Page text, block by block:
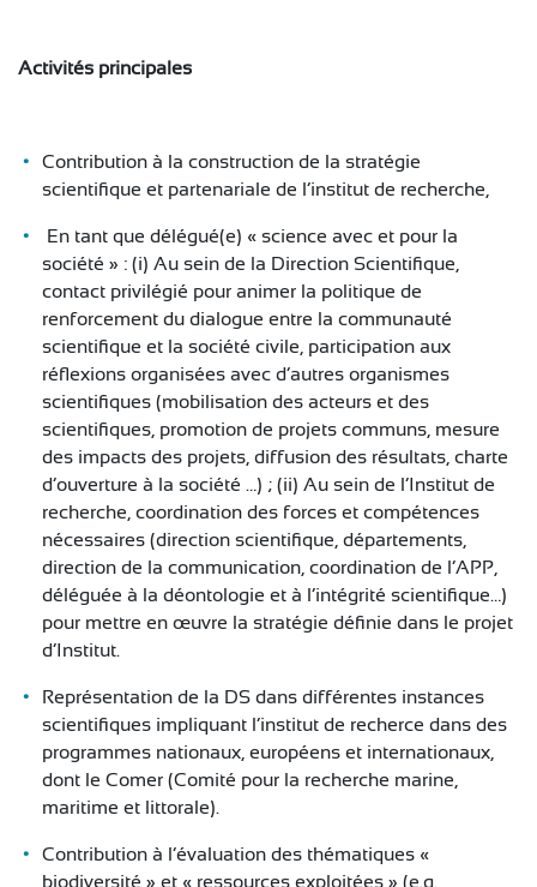
Activités principales
Contribution à la construction de la stratégie
scientifique et partenariale de l’institut de recherche,
En tant que délégué(e) « science avec et pour la
société » : (i) Au sein de la Direction Scientifique,
contact privilégié pour animer la politique de
renforcement du dialogue entre la communauté
scientifique et la société civile, participation aux
réflexions organisées avec d’autres organismes
scientifiques (mobilisation des acteurs et des
scientifiques, promotion de projets communs, mesure
des impacts des projets, diffusion des résultats, charte
d’ouverture à la société …) ; (ii) Au sein de l’Institut de
recherche, coordination des forces et compétences
nécessaires (direction scientifique, départements,
direction de la communication, coordination de l’APP,
déléguée à la déontologie et à l’intégrité scientifique…)
pour mettre en œuvre la stratégie définie dans le projet
d’Institut.
Représentation de la DS dans différentes instances
scientifiques impliquant l’institut de recherce dans des
programmes nationaux, européens et internationaux,
dont le Comer (Comité pour la recherche marine,
maritime et littorale).
Contribution à l’évaluation des thématiques «
biodiversité » et « ressources exploitées » (e.g.